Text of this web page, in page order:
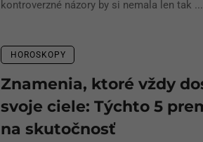
kontroverzné názory by si nemala len tak ...
HOROSKOPY
Znamenia, ktoré vždy
svoje ciele: Týchto 5
na skutočnosť